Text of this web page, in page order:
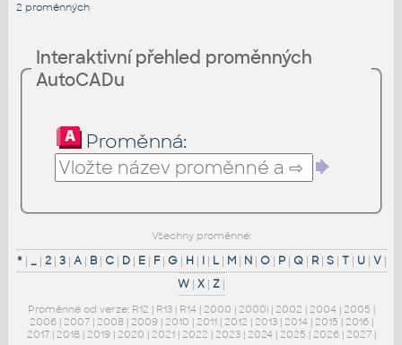
2 proměnných
Interaktivní přehled proměnných
AutoCADu
Proměnná:
Všechny proměnné:
*| _| 2| 3| A| B| C| D| E| F| G| H| I| L| M| N| O| P| Q| R| S| T| U| V|
W | X | Z |
Proměnné od verze: R12 | R13 | R14 | 2000 | 2000i | 2002 | 2004 | 2005 |
2006 | 2007 | 2008 | 2009 | 2010 | 2011 | 2012 | 2013 | 2014 | 2015 | 2016 |
2017 | 2018 | 2019 | 2020 | 2021 | 2022 | 2023 | 2024 | 2025 | 2026 | 2027 |